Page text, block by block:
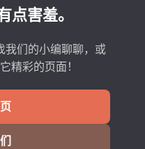
点害羞。
我们的小编聊聊，或
精彩的页面！